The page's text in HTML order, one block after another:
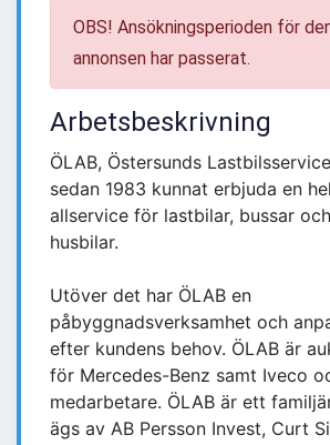
OBS! Ansökningsperioden för
annonsen har passerat.
Arbetsbeskrivning
ÖLAB, Östersunds
sedan 1983 kunnat erbjuda en
allservice för lastbilar, bussar
husbilar.
Utöver det har ÖLAB en
påbyggnadsverksamhet och
efter kundens behov. ÖLAB är
för Mercedes-Benz samt Iveco
medarbetare. ÖLAB är ett
ägs av AB Persson Invest, Curt